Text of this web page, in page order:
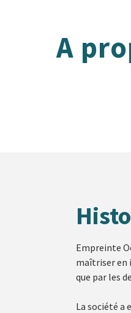
A
Empreinte
maîtriser en
que par les
La société a